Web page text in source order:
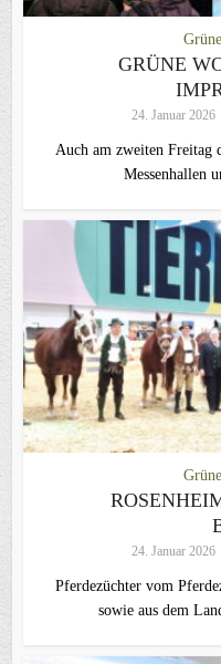
GRÜNE
24. Januar 2026
Auch am zweiten Freitag
Messenhallen
24. Januar 2026
Pferdezüchter vom
sowie aus dem